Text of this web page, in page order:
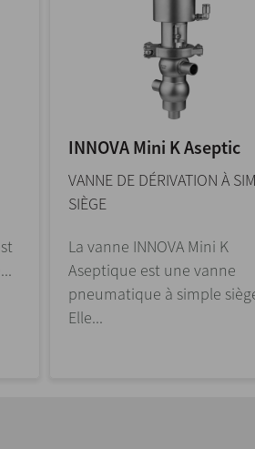
INNOVA Mini K Aseptic
VANNE DE DÉRIVATION À
SIÈGE
La vanne INNOVA Mini K
Aseptique est une vanne
pneumatique à simple
Elle...